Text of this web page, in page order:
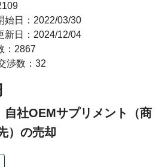
始日：2022/03/30
新日：2024/12/04
：2867
渉数：32
自社OEMサプリメント（商
）の売却